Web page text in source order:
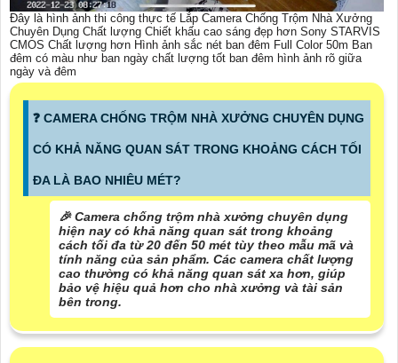
Đây là hình ảnh thi công thực tế Lắp Camera Chống Trộm Nhà Xưởng
Chuyên Dụng Chất lượng Chiết khấu cao sáng đẹp hơn Sony STARVIS
CMOS Chất lượng hơn Hình ảnh sắc nét ban đêm Full Color 50m Ban
đêm có màu như ban ngày chất lượng tốt ban đêm hình ảnh rõ giữa
ngày và đêm
❓ CAMERA CHỐNG TRỘM NHÀ XƯỞNG CHUYÊN DỤNG
CÓ KHẢ NĂNG QUAN SÁT TRONG KHOẢNG CÁCH TỐI
ĐA LÀ BAO NHIÊU MÉT?
️🎉 Camera chống trộm nhà xưởng chuyên dụng
hiện nay có khả năng quan sát trong khoảng
cách tối đa từ 20 đến 50 mét tùy theo mẫu mã và
tính năng của sản phẩm. Các camera chất lượng
cao thường có khả năng quan sát xa hơn, giúp
bảo vệ hiệu quả hơn cho nhà xưởng và tài sản
bên trong.